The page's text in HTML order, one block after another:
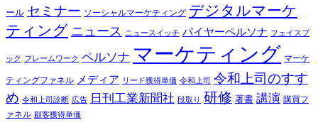
ール セミナー ソーシャルマーケティング デジタルマーケ
ティング ニュース ニュースイッチ バイヤーペルソナ フェイスブ
ック フレームワーク ペルソナ マーケティング マーケ
ティングファネル メディア リード獲得単価 令和上司 令和上司のすす
め 令和上司診断 広告 日刊工業新聞社 段取り 研修 著書 講演 購買フ
ァネル 顧客獲得単価